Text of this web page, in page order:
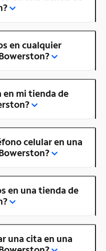
en cualquier
en mi tienda de
celular en una
en una tienda de
una cita en una